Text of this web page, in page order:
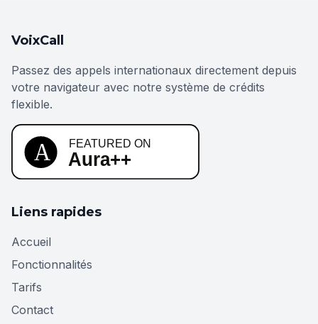
VoixCall
Passez des appels internationaux directement depuis
votre navigateur avec notre système de crédits
flexible.
Liens rapides
Accueil
Fonctionnalités
Tarifs
Contact